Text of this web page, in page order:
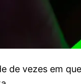
de vezes em